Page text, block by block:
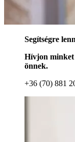
Segítségre
Hívjon minket
önnek.
+36 (70) 881